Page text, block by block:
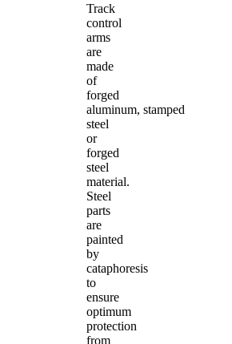
Track
control
arms
are
made
of
forged
aluminum, stamped
steel
or
forged
steel
material.
Steel
parts
are
painted
by
cataphoresis
to
ensure
optimum
protection
from